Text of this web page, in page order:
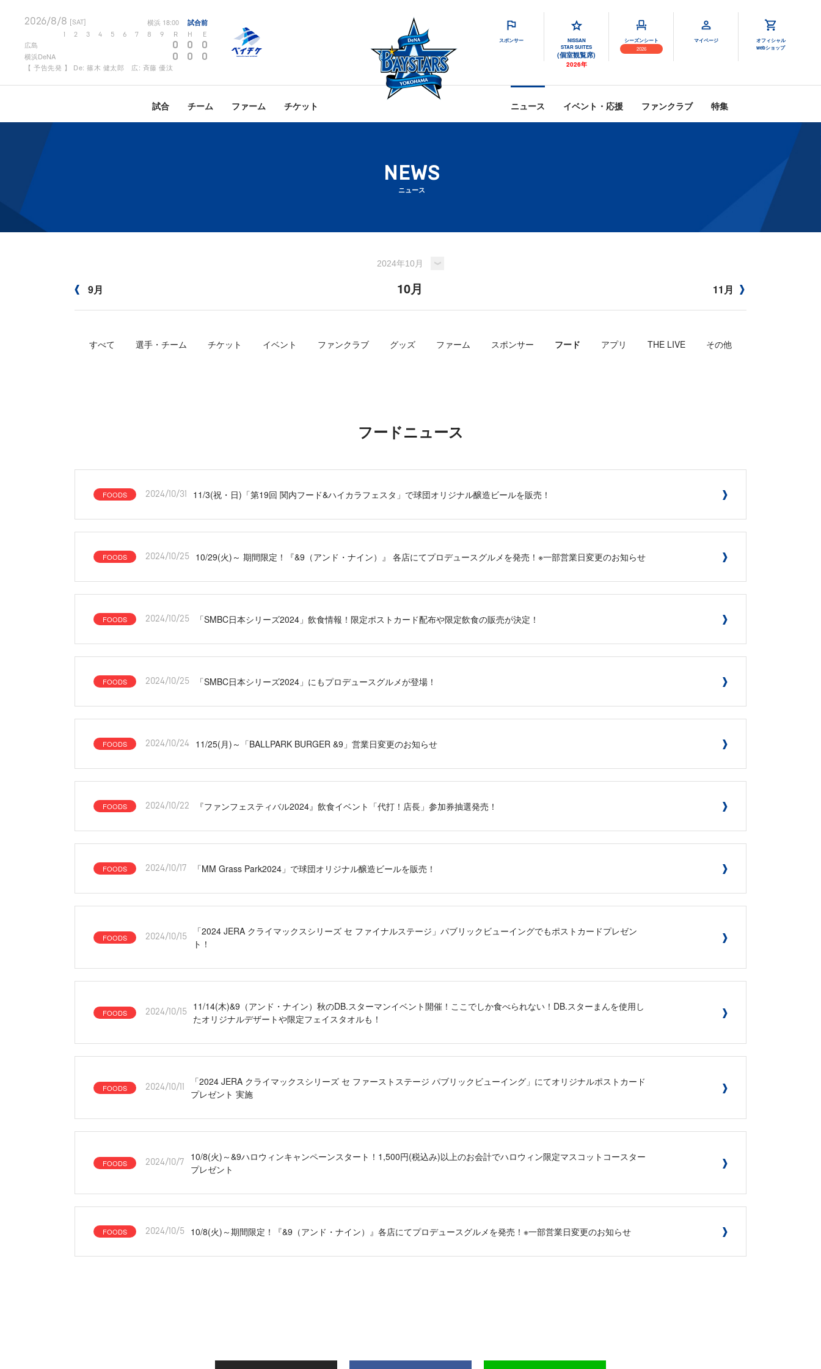
2026/8/8 [SAT] 横浜 18:00 試合前
2 3 4 5 6 7 8 9 R H E
広島 0 0 0
横浜DeNA 0 0 0
【 予告先発 】 De: 篠木 健太郎 広: 斉藤 優汰
スポンサー
NISSAN
STAR SUITES
(個室観覧席)
2026年
シーズンシート
2026
マイページ
オフィシャル
webショップ
試合 チーム ファーム チケット ニュース イベント・応援 ファンクラブ 特集
NEWS
ニュース
9月 10月 11月
すべて 選手・チーム チケット イベント ファンクラブ グッズ ファーム スポンサー フード アプリ THE LIVE その他
フードニュース
FOODS 2024/10/31 11/3(祝・日)「第19回 関内フード&ハイカラフェスタ」で球団オリジナル醸造ビールを販売！
FOODS 2024/10/25 10/29(火)～ 期間限定！『&9（アンド・ナイン）』 各店にてプロデュースグルメを発売！※一部営業日変更のお知らせ
FOODS 2024/10/25 「SMBC日本シリーズ2024」飲食情報！限定ポストカード配布や限定飲食の販売が決定！
FOODS 2024/10/25 「SMBC日本シリーズ2024」にもプロデュースグルメが登場！
FOODS 2024/10/24 11/25(月)～「BALLPARK BURGER &9」営業日変更のお知らせ
FOODS 2024/10/22 『ファンフェスティバル2024』飲食イベント「代打！店長」参加券抽選発売！
FOODS 2024/10/17 「MM Grass Park2024」で球団オリジナル醸造ビールを販売！
FOODS 2024/10/15
「2024 JERA クライマックスシリーズ セ ファイナルステージ」パブリックビューイングでもポストカードプレゼン
ト！
FOODS 2024/10/15
11/14(木)&9（アンド・ナイン）秋のDB.スターマンイベント開催！ここでしか食べられない！DB.スターまんを使用し
たオリジナルデザートや限定フェイスタオルも！
FOODS 2024/10/11
「2024 JERA クライマックスシリーズ セ ファーストステージ パブリックビューイング」にてオリジナルポストカード
プレゼント 実施
FOODS 2024/10/7
10/8(火)～&9ハロウィンキャンペーンスタート！1,500円(税込み)以上のお会計でハロウィン限定マスコットコースター
プレゼント
FOODS 2024/10/5 10/8(火)～期間限定！『&9（アンド・ナイン）』各店にてプロデュースグルメを発売！※一部営業日変更のお知らせ